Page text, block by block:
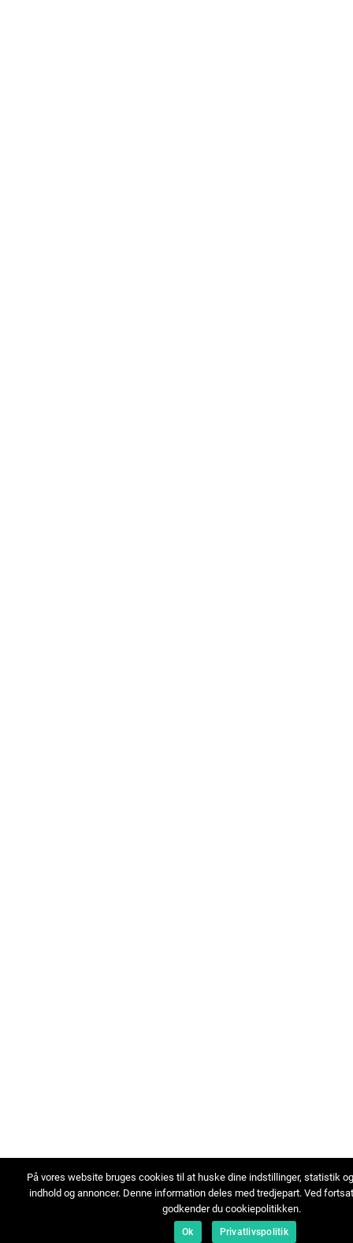
På vores website bruges cookies til at huske dine indstillinger, statistik
indhold og annoncer. Denne information deles med tredjepart. Ved
godkender du cookiepolitikken.
Ok Privatlivspolitik